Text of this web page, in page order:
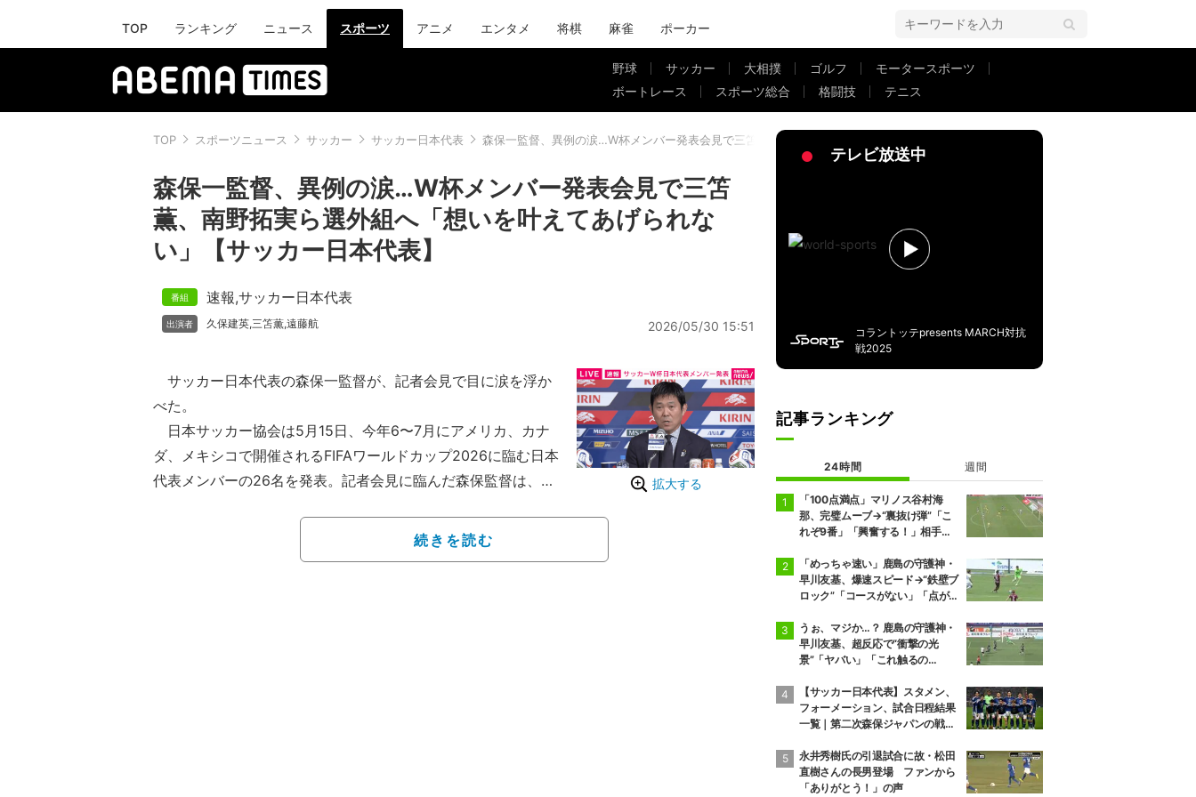
TOP ランキング ニュース スポーツ アニメ エンタメ 将棋 麻雀 ポーカー
野球 サッカー 大相撲 ゴルフ
モータースポーツ
ボートレース
スポーツ総合 格闘技 テニス
TOP スポーツニュース サッカー サッカー日本代表 森保一監督、異例の涙…W杯メンバー発表会見で三笘薫、南野拓実ら選外組へ「想いを叶えてあげられない」【サッカー日本代表】
森保一監督、異例の涙…W杯メンバー発表会見で三笘
薫、南野拓実ら選外組へ「想いを叶えてあげられな
い」【サッカー日本代表】
速報,サッカー日本代表
久保建英,三笘薫,遠藤航 2026/05/30 15:51
拡大する
サッカー日本代表の森保一監督が、記者会見で目に涙を浮か
べた。
日本サッカー協会は5月15日、今年6〜7月にアメリカ、カナ
ダ、メキシコで開催されるFIFAワールドカップ2026に臨む日本
代表メンバーの26名を発表。記者会見に臨んだ森保監督は、選
み上げる頃には、目に涙が浮かんでいるように見え、「ふう」
と息をついた頃には目がやや赤くなっていた。
続きを読む
テレビ放送中
コラントッテpresents MARCH対抗
戦2025
記事ランキング
24時間 週間
「100点満点」マリノス谷村海
那、完璧ムーブ→“裏抜け弾”「こ
れぞ9番」「興奮する！」相手守
出し”
「めっちゃ速い」鹿島の守護神・
早川友基、爆速スピード→“鉄壁ブ
ロック”「コースがない」「点が
飛び出しでビッグセーブ
うぉ、マジか…？ 鹿島の守護神・
早川友基、超反応で“衝撃の光
景”「ヤバい」「これ触るの
本“スーパーセーブ”
【サッカー日本代表】スタメン、
フォーメーション、試合日程結果
一覧｜第二次森保ジャパンの戦歴
永井秀樹氏の引退試合に故・松田
直樹さんの長男登場 ファンから
「ありがとう！」の声